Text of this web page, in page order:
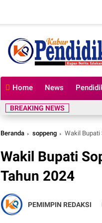
Home News
BREAKING NEWS
Beranda soppeng Wakil Bupati
Wakil Bupati
Tahun 2024
PEMIMPIN REDAKSI